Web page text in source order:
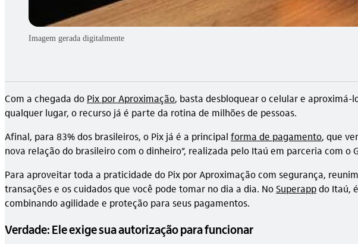
Imagem gerada digitalmente
Com a chegada do Pix por Aproximação, basta desbloquear o celular e
qualquer lugar, o recurso já é parte da rotina de milhões de pessoas.
Afinal, para 83% dos brasileiros, o Pix já é a principal forma de pagamento, que
nova relação do brasileiro com o dinheiro”, realizada pelo Itaú em parceria com o
Para aproveitar toda a praticidade do Pix por Aproximação com segurança,
transações e os cuidados que você pode tomar no dia a dia. NoSuperappdo Itaú,
combinando agilidade e proteção para seus pagamentos.
Verdade: Ele exige sua autorização para funcionar